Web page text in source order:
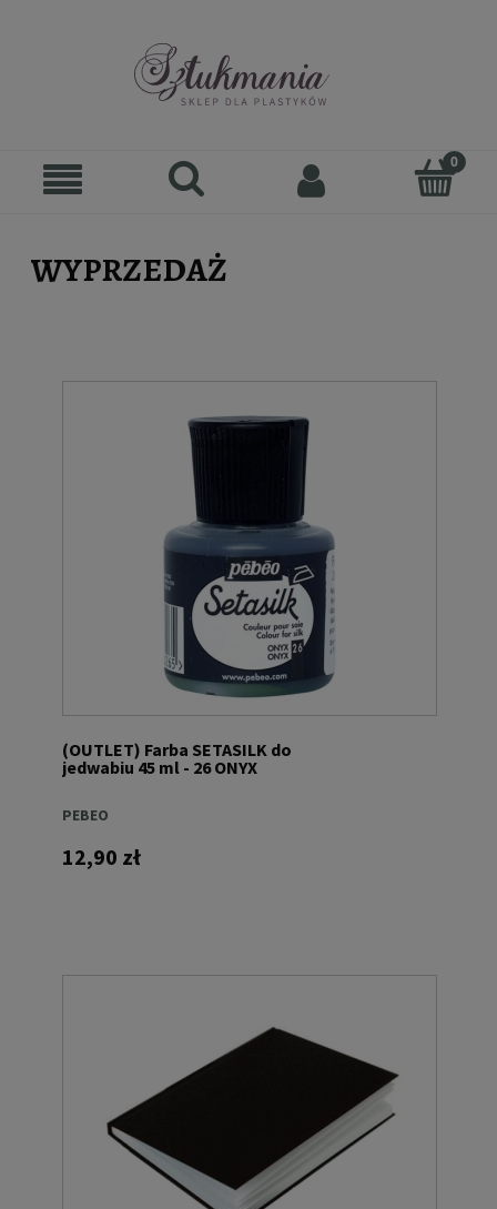
WYPRZEDAŻ
(OUTLET) Farba SETASILK do
jedwabiu 45 ml - 26 ONYX
PEBEO
12,90 zł